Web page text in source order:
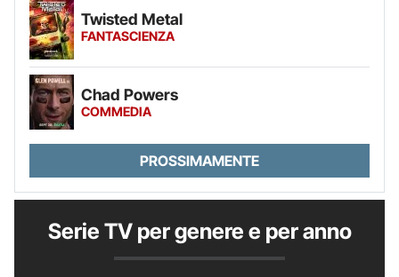
Twisted Metal
FANTASCIENZA
Chad Powers
COMMEDIA
PROSSIMAMENTE
Serie TV per genere e per anno